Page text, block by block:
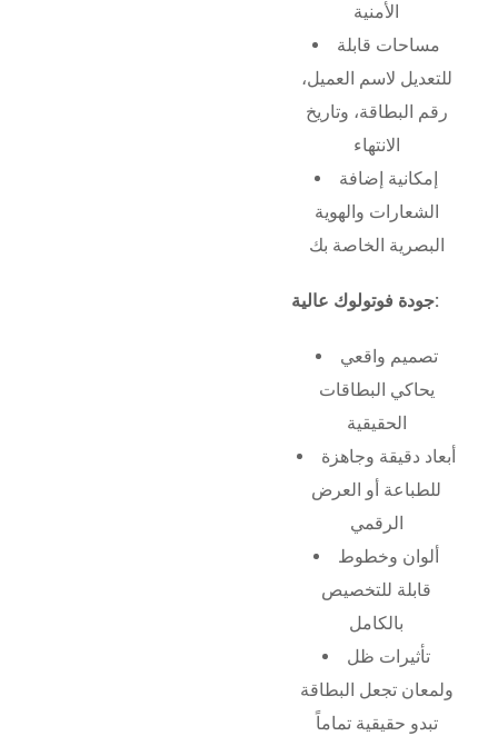
الأمنية
مساحات قابلة
للتعديل لاسم العميل،
رقم البطاقة، وتاريخ
الانتهاء
إمكانية إضافة
الشعارات والهوية
البصرية الخاصة بك
جودة فوتولوك عالية:
تصميم واقعي
يحاكي البطاقات
الحقيقية
أبعاد دقيقة وجاهزة
للطباعة أو العرض
الرقمي
ألوان وخطوط
قابلة للتخصيص
بالكامل
تأثيرات ظل
ولمعان تجعل البطاقة
تبدو حقيقية تماماً